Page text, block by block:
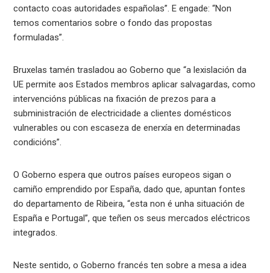
contacto coas autoridades españolas”. E engade: “Non
temos comentarios sobre o fondo das propostas
formuladas”.
Bruxelas tamén trasladou ao Goberno que “a lexislación da
UE permite aos Estados membros aplicar salvagardas, como
intervencións públicas na fixación de prezos para a
subministración de electricidade a clientes domésticos
vulnerables ou con escaseza de enerxía en determinadas
condicións”.
O Goberno espera que outros países europeos sigan o
camiño emprendido por España, dado que, apuntan fontes
do departamento de Ribeira, “esta non é unha situación de
España e Portugal”, que teñen os seus mercados eléctricos
integrados.
Neste sentido, o Goberno francés ten sobre a mesa a idea